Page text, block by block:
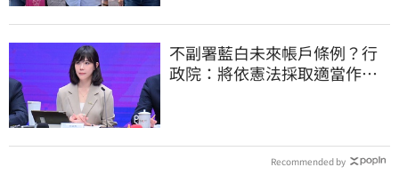
不副署藍白未來帳戶條例？行
政院：將依憲法採取適當作
Recommended by